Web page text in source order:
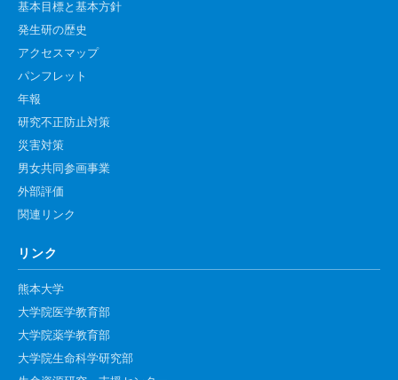
予 約
共通機器予約
大判プリンター予約
基本目標と基本方針
発生研の歴史
アクセスマップ
パンフレット
年報
研究不正防止対策
災害対策
男女共同参画事業
外部評価
関連リンク
リンク
熊本大学
大学院医学教育部
大学院薬学教育部
大学院生命科学研究部